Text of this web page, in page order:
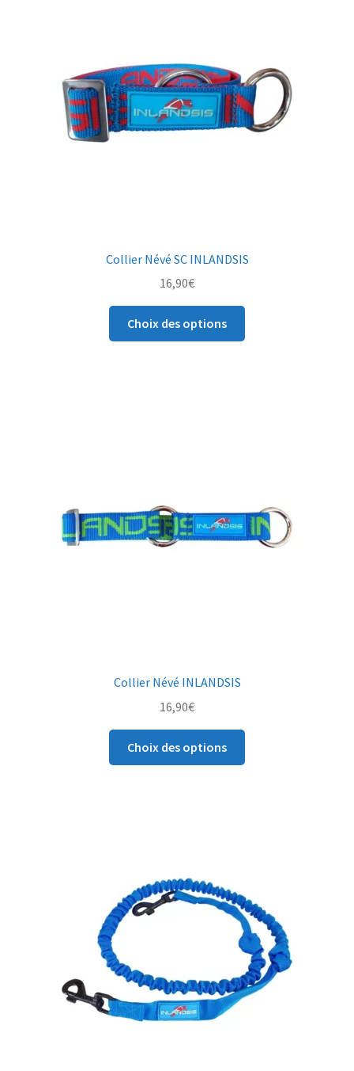
Collier Névé SC INLANDSIS
16,90€
Choix des options
Collier Névé INLANDSIS
16,90€
Choix des options